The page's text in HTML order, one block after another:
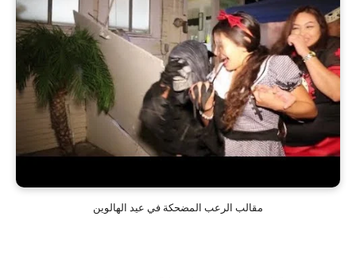
مقالب الرعب المضحكة في عيد الهالوين